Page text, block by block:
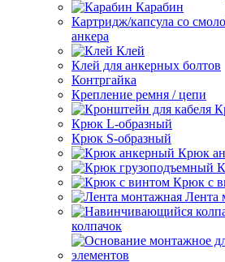
Карабин
Картридж/капсула со
анкера
Клей
Клей для анкерных болтов
Контргайка
Крепление ремня / цепи
Крюк L-образный
Крюк S-образный
Крюк
Крюк с
Лента
колпачок